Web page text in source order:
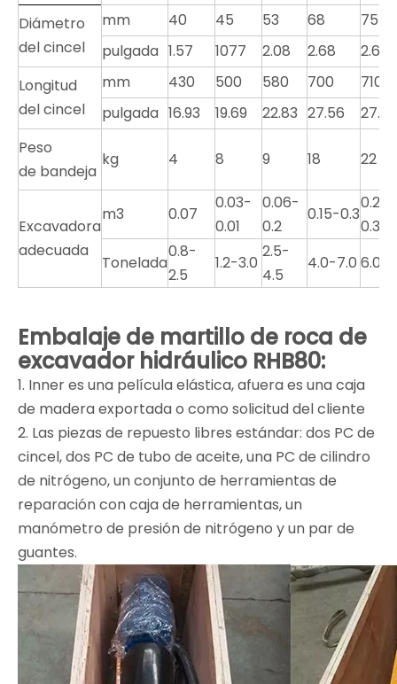
Diámetro
del cincel
mm 40 45 53 68
75
pulgada 1.57 1077 2.08 2.68
2.68
Longitud
del cincel
mm 430 500 580 700
710
pulgada 16.93 19.69 22.83 27.56
27.95
Peso
de bandeja
kg 4 8 9 18 22
Excavadora
adecuada
m3 0.07
0.03-
0.01
0.06-
0.2
0.15-0.3
0.2-
0.35
Tonelada
0.8-
2.5
1.2-3.0
2.5-
4.5
4.0-7.0 6.0-
Embalaje de martillo de roca de
excavador hidráulico RHB80:
1. Inner es una película elástica, afuera es una caja
de madera exportada o como solicitud del cliente
2. Las piezas de repuesto libres estándar: dos PC de
cincel, dos PC de tubo de aceite, una PC de cilindro
de nitrógeno, un conjunto de herramientas de
reparación con caja de herramientas, un
manómetro de presión de nitrógeno y un par de
guantes.